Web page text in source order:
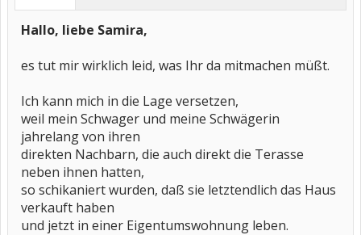
Hallo, liebe Samira,
es tut mir wirklich leid, was Ihr da mitmachen müßt.
Ich kann mich in die Lage versetzen,
weil mein Schwager und meine Schwägerin
jahrelang von ihren
direkten Nachbarn, die auch direkt die Terasse
neben ihnen hatten,
so schikaniert wurden, daß sie letztendlich das Haus
verkauft haben
und jetzt in einer Eigentumswohnung leben.